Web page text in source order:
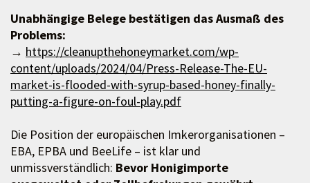
Unabhängige Belege bestätigen das Ausmaß des
Problems:
→ https://cleanupthehoneymarket.com/wp-
content/uploads/2024/04/Press-Release-The-EU-
market-is-flooded-with-syrup-based-honey-finally-
putting-a-figure-on-foul-play.pdf
Die Position der europäischen Imkerorganisationen –
EBA, EPBA und BeeLife – ist klar und
unmissverständlich: Bevor Honigimporte